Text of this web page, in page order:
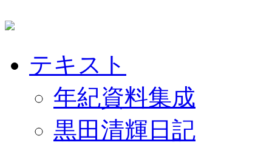
テキスト
年紀資料集成
黒田清輝日記